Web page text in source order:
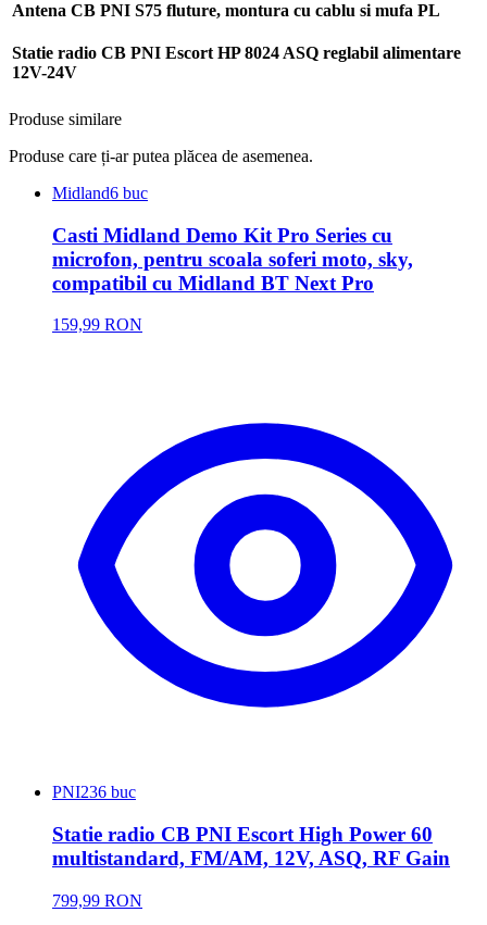
Antena CB PNI S75 fluture, montura cu cablu si mufa PL
Statie radio CB PNI Escort HP 8024 ASQ reglabil alimentare
12V-24V
Produse similare
Produse care ți-ar putea plăcea de asemenea.
Midland6 buc
Casti Midland Demo Kit Pro Series cu
microfon, pentru scoala soferi moto, sky,
compatibil cu Midland BT Next Pro
159,99 RON
PNI236 buc
Statie radio CB PNI Escort High Power 60
multistandard, FM/AM, 12V, ASQ, RF Gain
799,99 RON